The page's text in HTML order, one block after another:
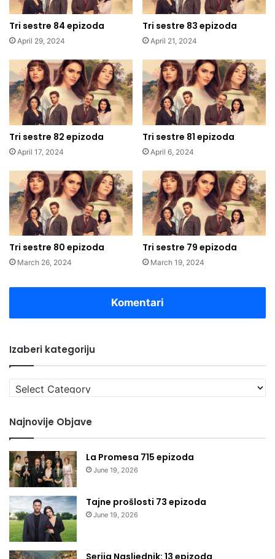
Tri sestre 84 epizoda
April 29, 2024
Tri sestre 83 epizoda
April 21, 2024
Tri sestre 82 epizoda
April 17, 2024
Tri sestre 81 epizoda
April 6, 2024
Tri sestre 80 epizoda
March 26, 2024
Tri sestre 79 epizoda
March 19, 2024
Komentari
Izaberi kategoriju
Izaberi
kategoriju
Najnovije Objave
La Promesa 715 epizoda
June 19, 2026
Tajne prošlosti 73 epizoda
June 19, 2026
Serija Nasljednik: 13 epizoda